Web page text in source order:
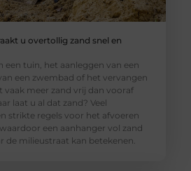
u overtollig zand snel en
een tuin, het aanleggen van een
een zwembad of het vervangen
meer zand vrij dan vooraf
laat u al dat zand? Veel
strikte regels voor het afvoeren
een aanhanger vol zand
de milieustraat kan betekenen.